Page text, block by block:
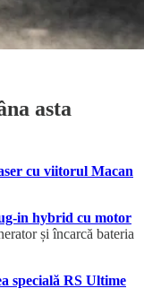
asta
cu viitorul Macan
in hybrid cu motor
și încarcă bateria
specială RS Ultime